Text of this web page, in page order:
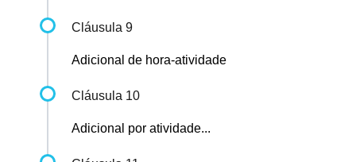
Cláusula 9
Adicional de hora-atividade
Cláusula 10
Adicional por atividade...